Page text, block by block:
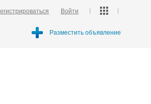
Войти
Разместить объявление